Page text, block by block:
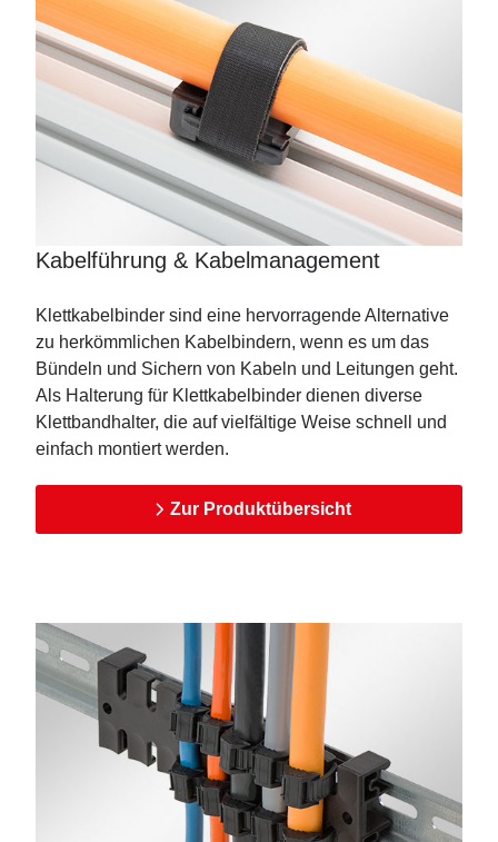
Kabelführung & Kabelmanagement
Klettkabelbinder sind eine hervorragende Alternative
zu herkömmlichen Kabelbindern, wenn es um das
Bündeln und Sichern von Kabeln und Leitungen geht.
Als Halterung für Klettkabelbinder dienen diverse
Klettbandhalter, die auf vielfältige Weise schnell und
einfach montiert werden.
Zur Produktübersicht